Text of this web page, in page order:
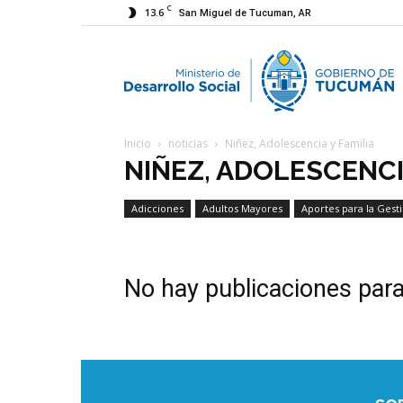
13.6 C San Miguel de Tucuman, AR
Inicio noticias Niñez, Adolescencia y Familia
NIÑEZ,
Adicciones Adultos Mayores Aportes para la
No hay publicaciones